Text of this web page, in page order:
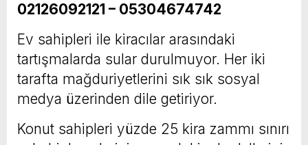
02126092121 – 05304674742
Ev sahipleri ile kiracılar arasındaki
tartışmalarda sular durulmuyor. Her iki
tarafta mağduriyetlerini sık sık sosyal
medya üzerinden dile getiriyor.
Konut sahipleri yüzde 25 kira zammı sınırı